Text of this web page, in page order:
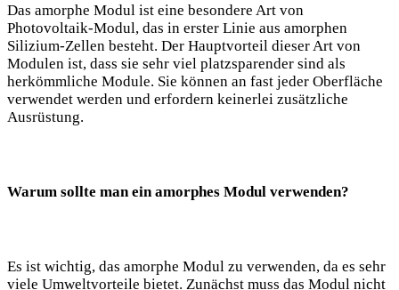
Das amorphe Modul ist eine besondere Art von
Photovoltaik-Modul, das in erster Linie aus amorphen
Silizium-Zellen besteht. Der Hauptvorteil dieser Art von
Modulen ist, dass sie sehr viel platzsparender sind als
herkömmliche Module. Sie können an fast jeder Oberfläche
verwendet werden und erfordern keinerlei zusätzliche
Ausrüstung.
Warum sollte man ein amorphes Modul verwenden?
Es ist wichtig, das amorphe Modul zu verwenden, da es sehr
viele Umweltvorteile bietet. Zunächst muss das Modul nicht